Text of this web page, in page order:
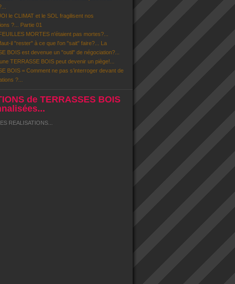
le CLIMAT et le SOL fragilisent nos
?... Partie 01
MORTES n'étaient pas mortes?...
il "rester" à ce que l'on "sait" faire?... La
BOIS est devenue un "outil" de négociation?...
TERRASSE BOIS peut devenir un piège!...
BOIS = Comment ne pas s’interroger devant de
?...
de TERRASSES BOIS
REALISATIONS...